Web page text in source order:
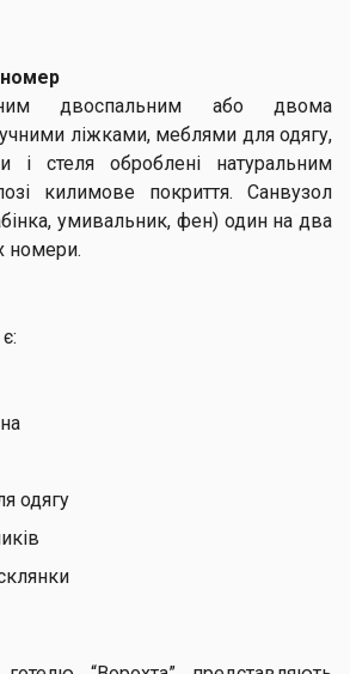
номер
двоспальним або двома
ліжками, меблями для одягу,
і стеля оброблені натуральним
килимове покриття. Санвузол
умивальник, фен) один на два
номери.
одягу